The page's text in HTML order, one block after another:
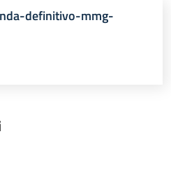
definitivo-mmg-